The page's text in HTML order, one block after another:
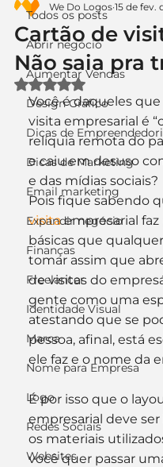
Todos os posts
Abrir negócio
Aumentar Vendas
Design Gráfico
Dicas de
Dicas de Marketing
Email marketing
Expandir negócio
Finanças
Freelancer
Identidade Visual
Marca
Nome para Empresa
Logo
Redes Sociais
Websites
Cartão de
Não saia pra
We Do Logos 15 de fev.
Avaliado com NaN
Você é daqueles
visita empresarial é
relíquia remota do
e caiu em desuso
e das mídias sociais?
Pois fique sabendo
visita empresarial faz
básicas que
tomar assim que
de visitas do
gente como uma
atestando que se
pessoa, afinal, está
ele faz e o nome da
É por isso que o
empresarial deve
os materiais
você quer passar